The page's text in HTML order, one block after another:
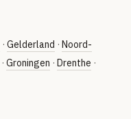
· Gelderland · Noord-
· Groningen · Drenthe ·